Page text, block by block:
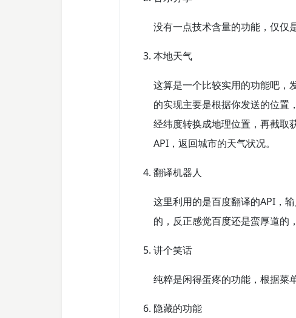
没有一点技术含量的功能，仅仅
本地天气
这算是一个比较实用的功能吧，
的实现主要是根据你发送的位
经纬度转换成地理位置，再截取
API，返回城市的天气状况。
翻译机器人
这里利用的是百度翻译的API，
的，反正感觉百度还是蛮厚道的
讲个笑话
纯粹是闲得蛋疼的功能，根据菜
隐藏的功能